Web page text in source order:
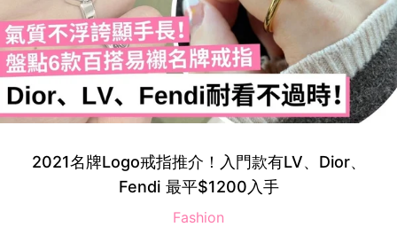
2021名牌Logo戒指推介！入門款有LV、Dior、
Fendi 最平$1200入手
Fashion